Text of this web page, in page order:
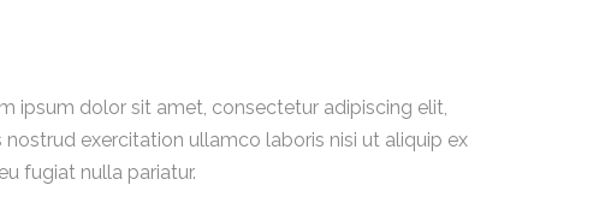
ipsum dolor sit amet, consectetur adipiscing elit,
exercitation ullamco laboris nisi ut aliquip ex
fugiat nulla pariatur.